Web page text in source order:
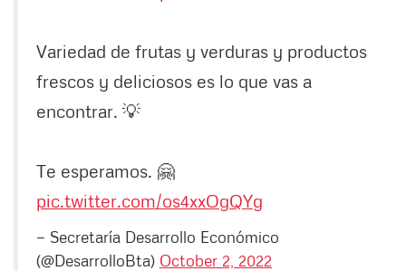
Variedad de frutas y verduras y productos
frescos y deliciosos es lo que vas a
encontrar. 💡
Te esperamos. 🤗
pic.twitter.com/os4xxOgQYg
— Secretaría Desarrollo Económico
(@DesarrolloBta) October 2, 2022